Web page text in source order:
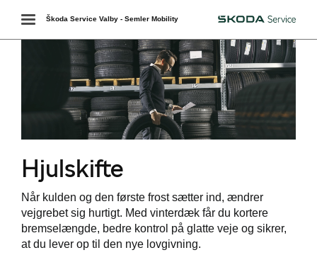
Toggle
navigation
Škoda
Škoda Service Valby - Semler Mobility
Hjulskifte
Når kulden og den første frost sætter ind, ændrer
vejgrebet sig hurtigt. Med vinterdæk får du kortere
bremselængde, bedre kontrol på glatte veje og sikrer,
at du lever op til den nye lovgivning.